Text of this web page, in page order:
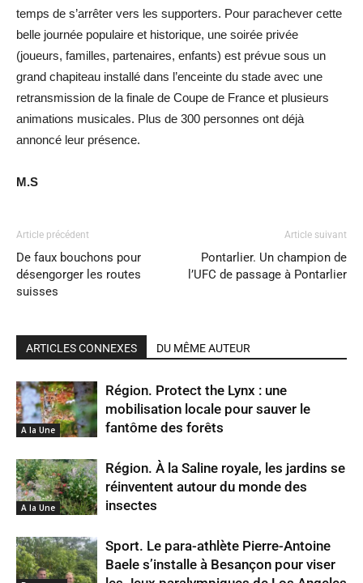
temps de s’arrêter vers les supporters. Pour parachever cette
belle journée populaire et historique, une soirée privée
(joueurs, familles, partenaires, enfants) est prévue sous un
grand chapiteau installé dans l’enceinte du stade avec une
retransmission de la finale de Coupe de France et plusieurs
animations musicales. Plus de 300 personnes ont déjà
annoncé leur présence.
M.S
Article précédent
De faux bouchons pour
désengorger les routes
suisses
Article suivant
Pontarlier. Un champion de
l’UFC de passage à Pontarlier
ARTICLES CONNEXES DU MÊME AUTEUR
A la Une
Région. Protect the Lynx : une
mobilisation locale pour sauver le
fantôme des forêts
A la Une
Région. À la Saline royale, les jardins se
réinventent autour du monde des
insectes
Sport. Le para-athlète Pierre-Antoine
Baele s’installe à Besançon pour viser